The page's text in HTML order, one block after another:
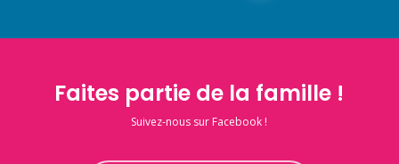
Faites partie de la famille !
Suivez-nous sur Facebook !